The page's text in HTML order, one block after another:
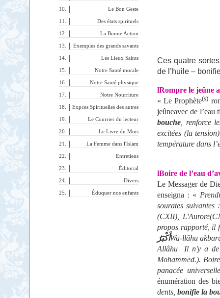
Le Bon Geste
Des états spirituels
La Bonne Action
Exemples des grands savants
Les Lieux Saints
Notre Santé morale
Notre Santé physique
Notre Nourriture
Expces Spirituelles des autres
Le Courrier du lecteur
Le Livre du Mois
La Femme dans l'Islam
Entretiens
Éditorial
Divers
Éduquer nos enfants
Ces quatre
de l’huile –
lRompre le jeûne
« Le Prophète(s)
jeûneavec de
bouche , renforce
excitées (la
température dans
lBoire de l’eau
Le Messager de
enseigna : «
sourates
(CXII),
propos rapporté, il
أَكْبَرُWa-llâhu
Allâhu Il n'y a de
Mohammed.).
panacée
énumération des
dents, bonifie la